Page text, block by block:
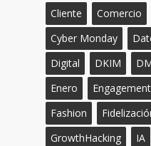
Cliente
Comercio
Cyber Monday
Digital
DKIM
Enero
Engagement
Fashion
GrowthHacking
IA